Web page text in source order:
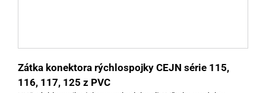
Zátka konektora rýchlospojky CEJN série 115,
116, 117, 125 z PVC